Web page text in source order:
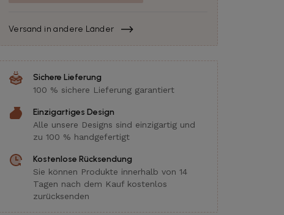
Versand in andere Länder
Sichere Lieferung
100 % sichere Lieferung garantiert
Einzigartiges Design
Alle unsere Designs sind einzigartig und
zu 100 % handgefertigt
Kostenlose Rücksendung
Sie können Produkte innerhalb von 14
Tagen nach dem Kauf kostenlos
zurücksenden